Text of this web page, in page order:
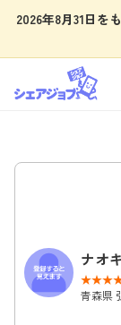
2026年8月31日を
ナオ
青森県